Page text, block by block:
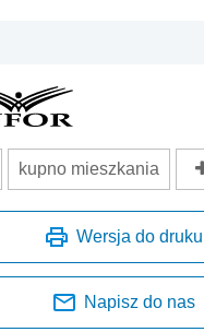
kupno mieszkania
Wersja do druku
Napisz do nas